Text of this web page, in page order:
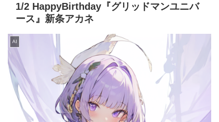
1/2 HappyBirthday『グリッドマンユニバ
ース』新条アカネ
AI